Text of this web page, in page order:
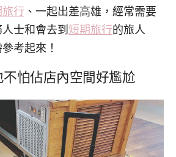
旅行 、一起出差高雄，經常需要
士和會去到 短期旅行的旅人
考起來！
怕佔店內空間好尷尬